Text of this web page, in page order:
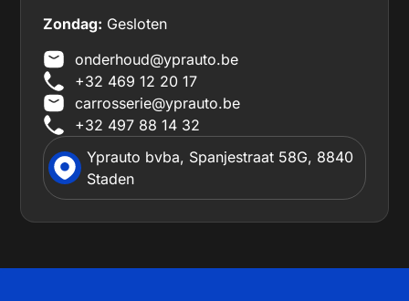
Zondag: Gesloten
onderhoud@yprauto.be
+32 469 12 20 17
carrosserie@yprauto.be
+32 497 88 14 32
Yprauto bvba, Spanjestraat 58G, 8840
Staden